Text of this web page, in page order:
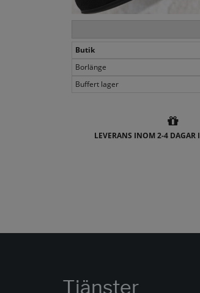
Butik
Borlänge
Buffert lager
LEVERANS INOM 2-4 DAGAR
Tjänster